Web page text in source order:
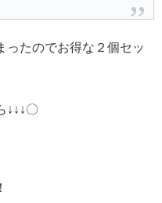
ったのでお得な２個セッ
↓↓↓〇